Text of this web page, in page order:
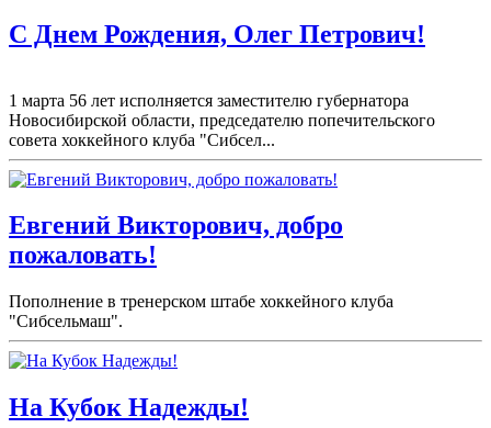
С Днем Рождения, Олег Петрович!
1 марта 56 лет исполняется заместителю губернатора
Новосибирской области, председателю попечительского
совета хоккейного клуба "Сибсел...
Евгений Викторович, добро
пожаловать!
Пополнение в тренерском штабе хоккейного клуба
"Сибсельмаш".
На Кубок Надежды!